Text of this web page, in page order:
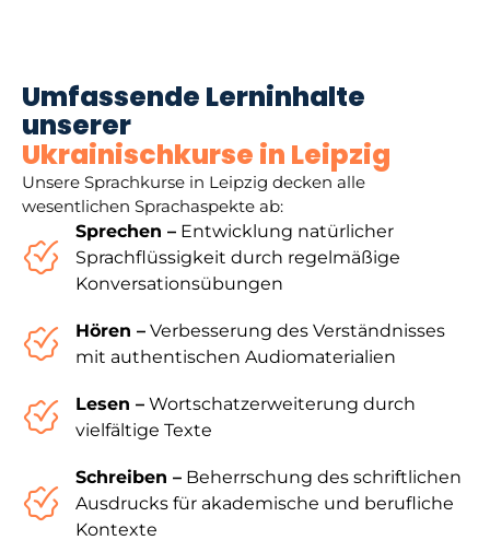
Umfassende Lerninhalte
unserer
Ukrainischkurse in Leipzig
Unsere Sprachkurse in Leipzig decken alle
wesentlichen Sprachaspekte ab:
Sprechen –Entwicklung natürlicher
Sprachflüssigkeit durch regelmäßige
Konversationsübungen
Hören –Verbesserung des Verständnisses
mit authentischen Audiomaterialien
Lesen –Wortschatzerweiterung durch
vielfältige Texte
Schreiben –Beherrschung des schriftlichen
Ausdrucks für akademische und berufliche
Kontexte